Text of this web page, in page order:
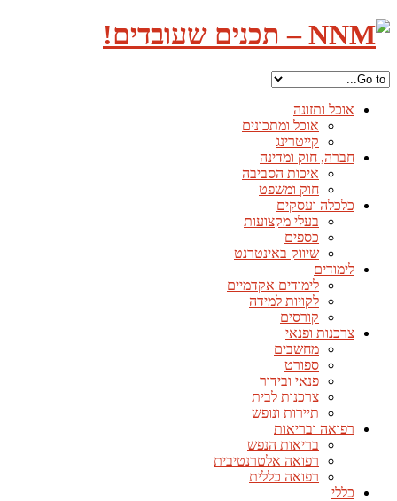
אוכל ותזונה
אוכל ומתכונים
קייטרינג
חברה, חוק ומדינה
איכות הסביבה
חוק ומשפט
כלכלה ועסקים
בעלי מקצועות
כספים
שיווק באינטרנט
לימודים
לימודים אקדמיים
לקויות למידה
קורסים
צרכנות ופנאי
מחשבים
ספורט
פנאי ובידור
צרכנות לבית
תיירות ונופש
רפואה ובריאות
בריאות הנפש
רפואה אלטרנטיבית
רפואה כללית
כללי